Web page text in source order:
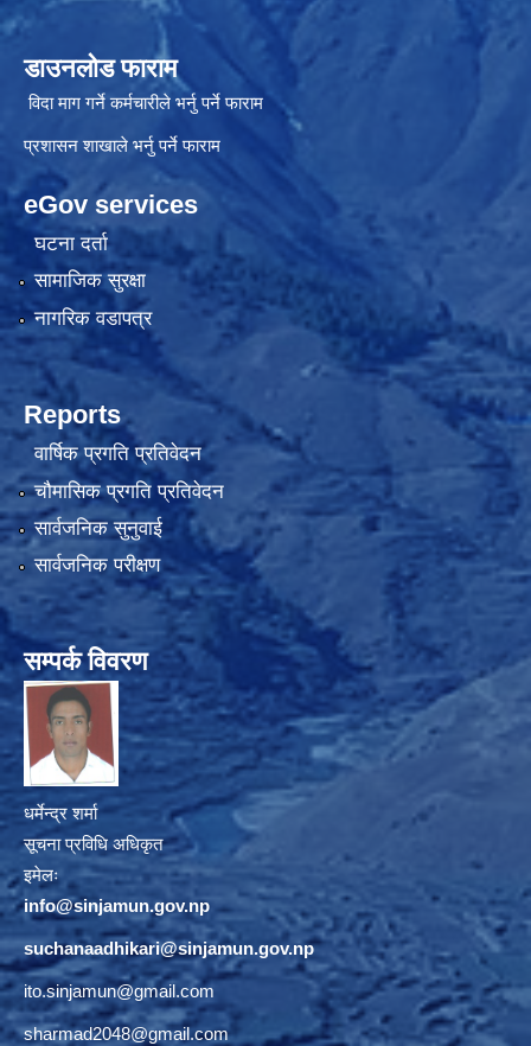
डाउनलोड फाराम
विदा माग गर्ने कर्मचारीले भर्नु पर्ने फाराम
प्रशासन शाखाले भर्नु पर्ने फाराम
eGov services
घटना दर्ता
सामाजिक सुरक्षा
नागरिक वडापत्र
Reports
वार्षिक प्रगति प्रतिवेदन
चौमासिक प्रगति प्रतिवेदन
सार्वजनिक सुनुवाई
सार्वजनिक परीक्षण
सम्पर्क विवरण
धर्मेन्द्र शर्मा
सूचना प्रविधि अधिकृत
इमेलः
info@sinjamun.gov.np
suchanaadhikari@sinjamun.gov.np
ito.sinjamun@gmail.com
sharmad2048@gmail.com